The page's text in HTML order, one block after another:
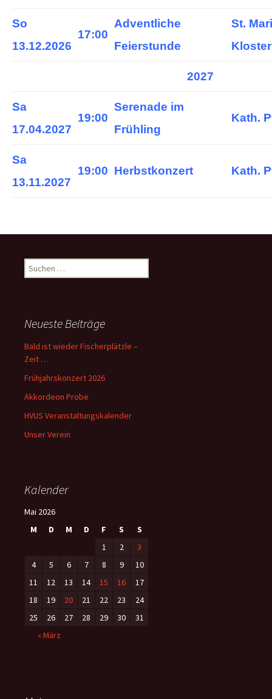
So
13.12.2026
17:00
Adventliche
Feierstunde
St.
2027
Sa
17.04.2027
19:00
Serenade im
Frühling
Kath.
Sa
13.11.2027
19:00 Herbstkonzert Kath.
Suchen
nach:
Neueste Beiträge
Bald ist wieder Fischerplätzle –
Zeit …
Frühjahrskonzert 2026
Akkordeon Probe
HVUS Veranstaltungskalender
Unser Verein
Kalender
Mai 2026
M
D M D F S
S
1
2
3
4
5 6 7 8 9
10
11
12 13 14 15 16
17
18
19 20 21 22 23
24
25
26 27 28 29 30
31
« März